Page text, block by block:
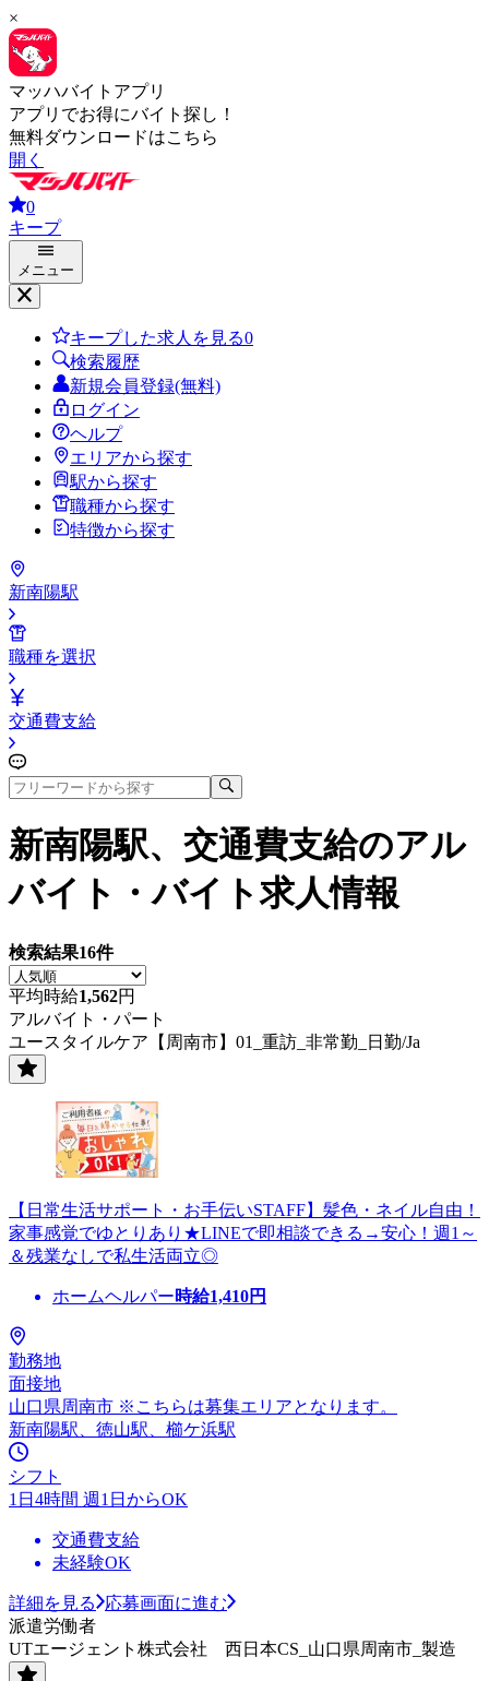
×
マッハバイトアプリ
アプリでお得にバイト探し！
無料ダウンロードはこちら
開く
0
キープ
メニュー
キープした求人を見る0
検索履歴
新規会員登録(無料)
ログイン
ヘルプ
エリアから探す
駅から探す
職種から探す
特徴から探す
新南陽駅
職種を選択
交通費支給
新南陽駅、交通費支給のアル
バイト・バイト求人情報
検索結果16件
平均時給1,562円
アルバイト・パート
ユースタイルケア【周南市】01_重訪_非常勤_日勤/Ja
【日常生活サポート・お手伝いSTAFF】髪色・ネイル自由！
家事感覚でゆとりあり★LINEで即相談できる→安心！週1～
＆残業なしで私生活両立◎
ホームヘルパー時給1,410円
勤務地
面接地
山口県周南市 ※こちらは募集エリアとなります。
新南陽駅、徳山駅、櫛ケ浜駅
シフト
1日4時間 週1日からOK
交通費支給
未経験OK
詳細を見る
応募画面に進む
派遣労働者
UTエージェント株式会社 西日本CS_山口県周南市_製造